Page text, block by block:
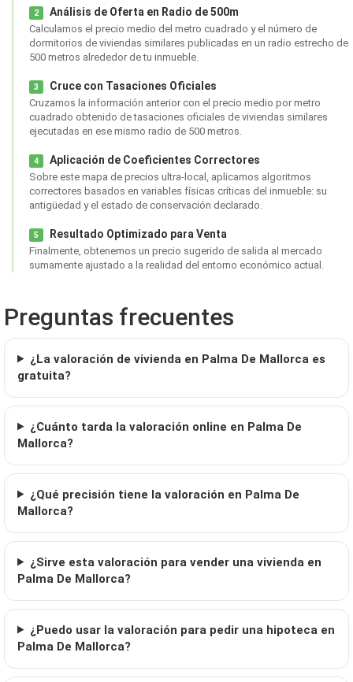
2 Análisis de Oferta en Radio de 500m
Calculamos el precio medio del metro cuadrado y el número de
dormitorios de viviendas similares publicadas en un radio estrecho de
500 metros alrededor de tu inmueble.
3 Cruce con Tasaciones Oficiales
Cruzamos la información anterior con el precio medio por metro
cuadrado obtenido de tasaciones oficiales de viviendas similares
ejecutadas en ese mismo radio de 500 metros.
4 Aplicación de Coeficientes Correctores
Sobre este mapa de precios ultra-local, aplicamos algoritmos
correctores basados en variables físicas críticas del inmueble: su
antigüedad y el estado de conservación declarado.
5 Resultado Optimizado para Venta
Finalmente, obtenemos un precio sugerido de salida al mercado
sumamente ajustado a la realidad del entorno económico actual.
Preguntas frecuentes
¿La valoración de vivienda en Palma De Mallorca es
gratuita?
¿Cuánto tarda la valoración online en Palma De
Mallorca?
¿Qué precisión tiene la valoración en Palma De
Mallorca?
¿Sirve esta valoración para vender una vivienda en
Palma De Mallorca?
¿Puedo usar la valoración para pedir una hipoteca en
Palma De Mallorca?